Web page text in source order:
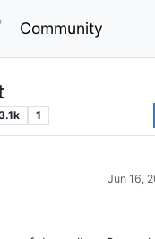
Community
1
Jun 16,